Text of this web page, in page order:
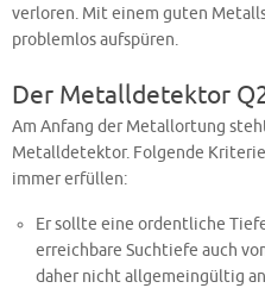
verloren. Mit einem guten
problemlos aufspüren.
Der Metalldetektor
Am Anfang der Metallortung
Metalldetektor. Folgende
immer erfüllen:
Er sollte eine ordentliche
erreichbare Suchtiefe auch
daher nicht allgemeingültig